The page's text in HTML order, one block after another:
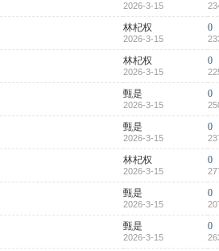
2026-3-15
林杞权
2026-3-15
0
林杞权
2026-3-15
0
甄是
2026-3-15
0
甄是
2026-3-15
0
林杞权
2026-3-15
0
甄是
2026-3-15
0
甄是
2026-3-15
0